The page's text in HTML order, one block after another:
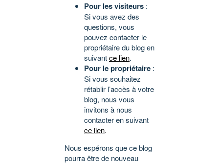
Pour les visiteurs :
Si vous avez des
questions, vous
pouvez contacter le
propriétaire du blog en
suivantce lien.
Pour le propriétaire :
Si vous souhaitez
rétablir l’accès à votre
blog, nous vous
invitons à nous
contacter en suivant
ce lien.
Nous espérons que ce blog
pourra être de nouveau